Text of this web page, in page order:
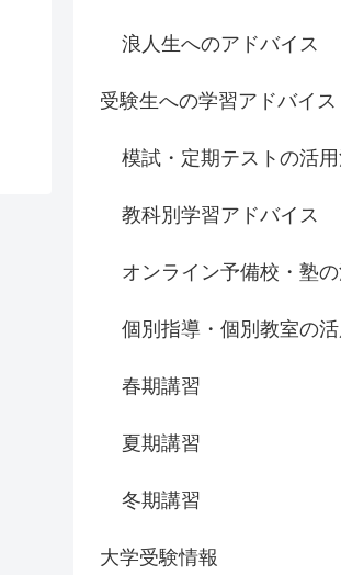
浪人生へのアドバイス
受験生への学習アドバイス
模試・定期テストの活
教科別学習アドバイス
オンライン予備校・塾
個別指導・個別教室の
春期講習
夏期講習
冬期講習
大学受験情報